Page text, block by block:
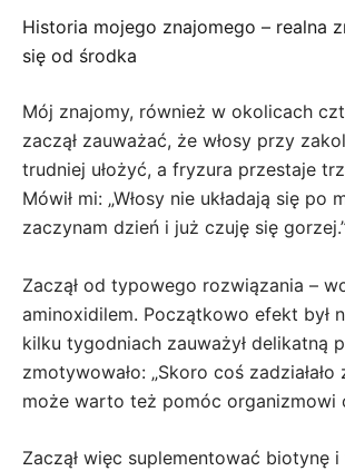
Historia mojego znajomego – realna
się od środka
Mój znajomy, również w okolicach
zaczął zauważać, że włosy przy
trudniej ułożyć, a fryzura przestaje
Mówił mi: „Włosy nie układają się po
zaczynam dzień i już czuję się
Zaczął od typowego rozwiązania –
aminoxidilem. Początkowo efekt był
kilku tygodniach zauważył delikatną
zmotywowało: „Skoro coś
może warto też pomóc organizmowi
Zaczął więc suplementować biotynę